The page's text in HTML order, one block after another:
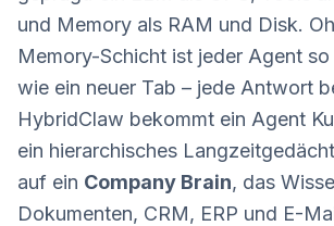
und Memory als RAM und Disk.
Memory-Schicht ist jeder Agent
wie ein neuer Tab – jede Antwort
HybridClaw bekommt ein Agent
ein hierarchisches
auf ein Company Brain, das
Dokumenten, CRM, ERP und E-